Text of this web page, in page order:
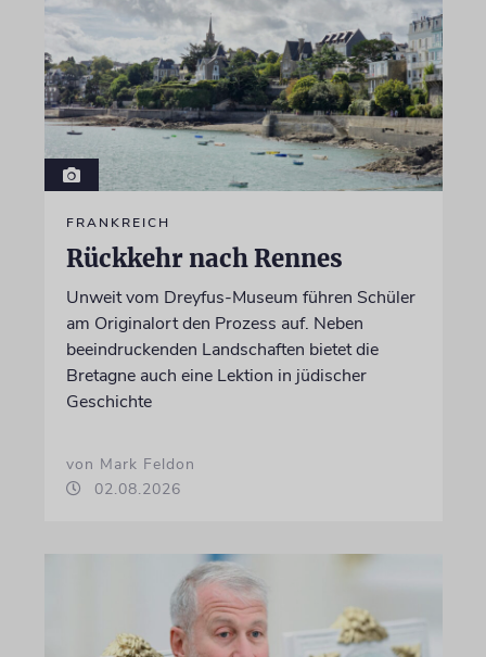
FRANKREICH
Rückkehr nach Rennes
Unweit vom Dreyfus-Museum führen Schüler
am Originalort den Prozess auf. Neben
beeindruckenden Landschaften bietet die
Bretagne auch eine Lektion in jüdischer
Geschichte
von Mark Feldon
02.08.2026